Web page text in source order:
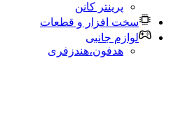
پرینتر کانن
سخت افزار و قطعات
لوازم جانبی
هدفون،هندزفری